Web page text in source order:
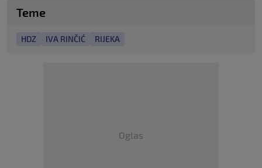
Teme
HDZ IVA RINČIĆ RIJEKA
Oglas